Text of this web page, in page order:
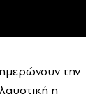
την
η